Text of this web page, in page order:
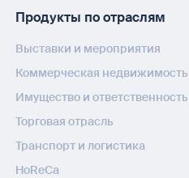
Продукты по отраслям
Выставки и мероприятия
Коммерческая недвижимость
Имущество и
Торговая отрасль
Транспорт и логистика
HoReCa